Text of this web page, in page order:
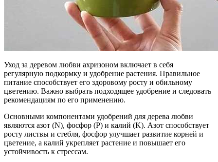
Уход за деревом любви ахризоном включает в себя
регулярную подкормку и удобрение растения. Правильное
питание способствует его здоровому росту и обильному
цветению. Важно выбрать подходящее удобрение и следовать
рекомендациям по его применению.
Основными компонентами удобрений для дерева любви
являются азот (N), фосфор (P) и калий (K). Азот способствует
росту листвы и стебля, фосфор улучшает развитие корней и
цветение, а калий укрепляет растение и повышает его
устойчивость к стрессам.